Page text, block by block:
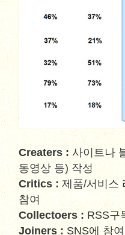
Creaters :사이트나
동영상 등) 작성
Critics : 제품/서비스
참여
Collectoers :RSS구
Joiners : SNS에 참